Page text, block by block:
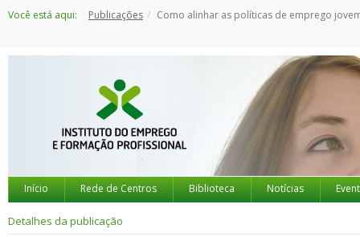
paraVocê está aqui: Publicações Como alinhar as políticas de emprego jovem com a estratégia económica
Início Rede de Centros Biblioteca Notícias
Detalhes da publicação